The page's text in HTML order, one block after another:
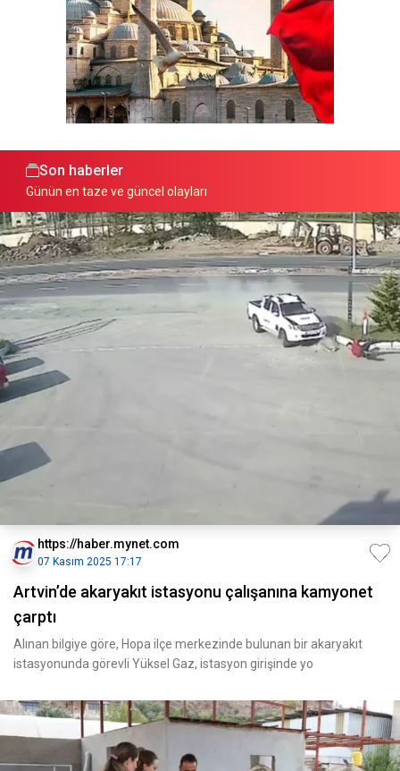
Son haberler
Günün en taze ve güncel olayları
https://haber.mynet.com
07 Kasım 2025 17:17
Artvin’de akaryakıt istasyonu çalışanına kamyonet
çarptı
Alınan bilgiye göre, Hopa ilçe merkezinde bulunan bir akaryakıt
istasyonunda görevli Yüksel Gaz, istasyon girişinde yo